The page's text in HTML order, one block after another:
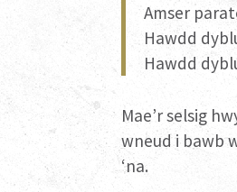
Amser
Hawdd
Hawdd
Mae’r selsig
wneud i bawb
‘na.